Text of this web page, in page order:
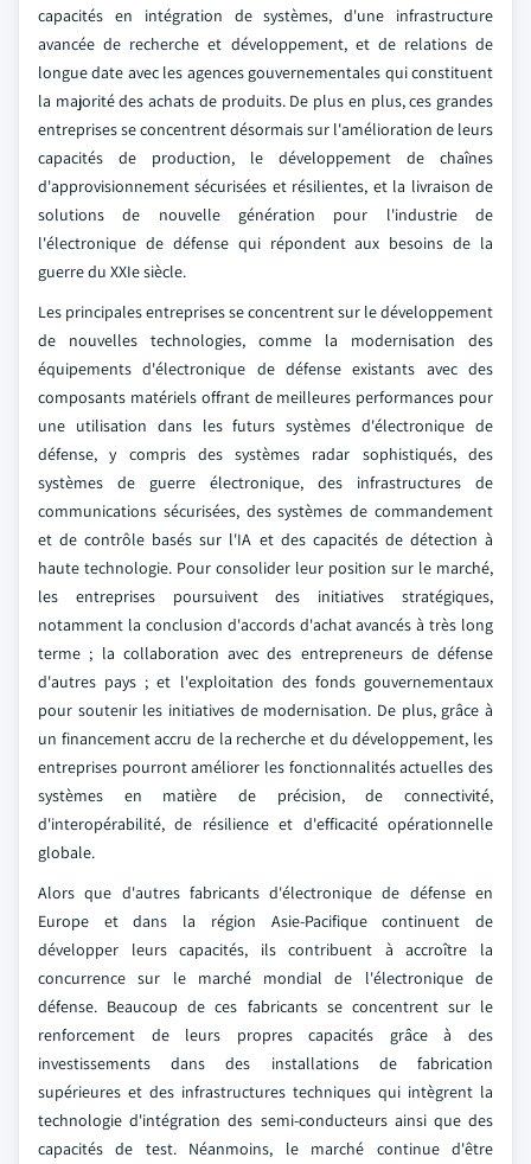
capacités en intégration de systèmes, d'une infrastructure
avancée de recherche et développement, et de relations de
longue date avec les agences gouvernementales qui constituent
la majorité des achats de produits. De plus en plus, ces grandes
entreprises se concentrent désormais sur l'amélioration de leurs
capacités de production, le développement de chaînes
d'approvisionnement sécurisées et résilientes, et la livraison de
solutions de nouvelle génération pour l'industrie de
l'électronique de défense qui répondent aux besoins de la
guerre du XXIe siècle.
Les principales entreprises se concentrent sur le développement
de nouvelles technologies, comme la modernisation des
équipements d'électronique de défense existants avec des
composants matériels offrant de meilleures performances pour
une utilisation dans les futurs systèmes d'électronique de
défense, y compris des systèmes radar sophistiqués, des
systèmes de guerre électronique, des infrastructures de
communications sécurisées, des systèmes de commandement
et de contrôle basés sur l'IA et des capacités de détection à
haute technologie. Pour consolider leur position sur le marché,
les entreprises poursuivent des initiatives stratégiques,
notamment la conclusion d'accords d'achat avancés à très long
terme ; la collaboration avec des entrepreneurs de défense
d'autres pays ; et l'exploitation des fonds gouvernementaux
pour soutenir les initiatives de modernisation. De plus, grâce à
un financement accru de la recherche et du développement, les
entreprises pourront améliorer les fonctionnalités actuelles des
systèmes en matière de précision, de connectivité,
d'interopérabilité, de résilience et d'efficacité opérationnelle
globale.
Alors que d'autres fabricants d'électronique de défense en
Europe et dans la région Asie-Pacifique continuent de
développer leurs capacités, ils contribuent à accroître la
concurrence sur le marché mondial de l'électronique de
défense. Beaucoup de ces fabricants se concentrent sur le
renforcement de leurs propres capacités grâce à des
investissements dans des installations de fabrication
supérieures et des infrastructures techniques qui intègrent la
technologie d'intégration des semi-conducteurs ainsi que des
capacités de test. Néanmoins, le marché continue d'être